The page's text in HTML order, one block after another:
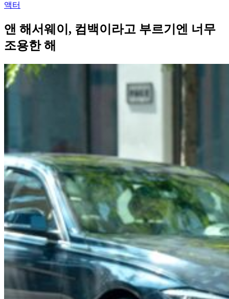
액터
앤 해서웨이, 컴백이라고 부르기엔 너무
조용한 해